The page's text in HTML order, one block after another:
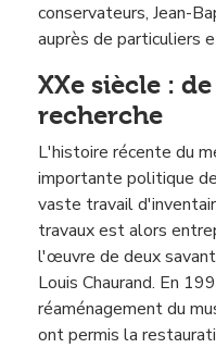
conservateurs, Jean-
auprès de particuliers
XXe siècle :
recherche
L'histoire récente du
importante politique
vaste travail
travaux est alors
l'œuvre de deux
Louis Chaurand. En
réaménagement du
ont permis la